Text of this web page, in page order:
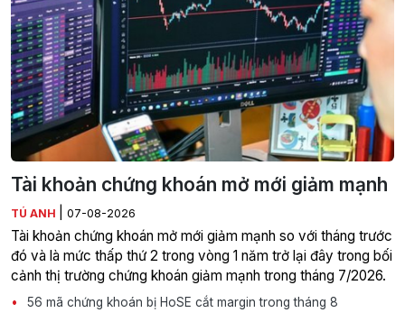
Tài khoản chứng khoán mở mới giảm mạnh
TÚ ANH 07-08-2026
Tài khoản chứng khoán mở mới giảm mạnh so với tháng trước
đó và là mức thấp thứ 2 trong vòng 1 năm trở lại đây trong bối
cảnh thị trường chứng khoán giảm mạnh trong tháng 7/2026.
56 mã chứng khoán bị HoSE cắt margin trong tháng 8